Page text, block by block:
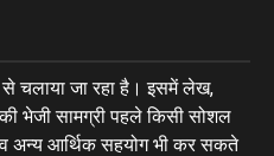
से चलाया जा रहा है। इसमें लेख,
भेजी सामग्री पहले किसी सोशल
व अन्य आर्थिक सहयोग भी कर सकते